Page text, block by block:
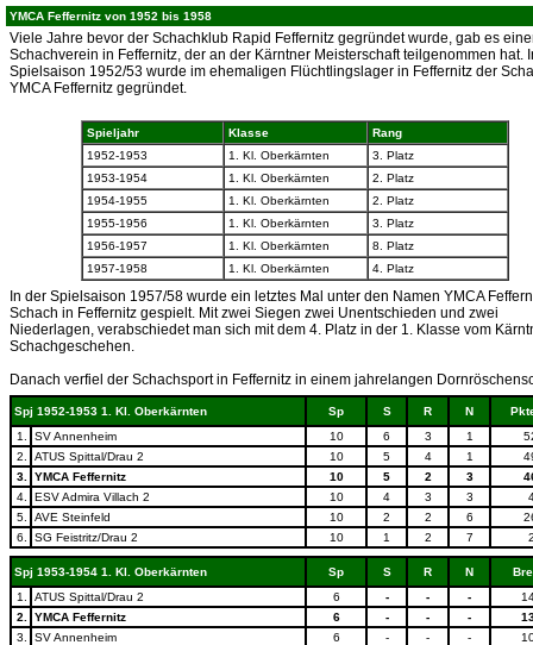
YMCA Feffernitz von 1952 bis 1958
Viele Jahre bevor der Schachklub Rapid Feffernitz gegründet wurde, gab es
Schachverein in Feffernitz, der an der Kärntner Meisterschaft teilgenommen hat.
Spielsaison 1952/53 wurde im ehemaligen Flüchtlingslager in Feffernitz der
YMCA Feffernitz gegründet.
Spieljahr Klasse
Rang
1952-1953
1. Kl. Oberkärnten
3. Platz
1953-1954
1. Kl. Oberkärnten
2. Platz
1954-1955
1. Kl. Oberkärnten
2. Platz
1955-1956
1. Kl. Oberkärnten
3. Platz
1956-1957
1. Kl. Oberkärnten
8. Platz
1957-1958
1. Kl. Oberkärnten 4. Platz
In der Spielsaison 1957/58 wurde ein letztes Mal unter den Namen YMCA
Schach in Feffernitz gespielt. Mit zwei Siegen zwei Unentschieden und zwei
Niederlagen, verabschiedet man sich mit dem 4. Platz in der 1. Klasse vom
Schachgeschehen.
Danach verfiel der Schachsport in Feffernitz in einem jahrelangen
Spj 1952-1953 1. Kl. Oberkärnten Sp S R N
1.
SV Annenheim 10 6 3 1
2.
ATUS Spittal/Drau 2 10 5 4 1
3.
YMCA Feffernitz 10 5 2 3
4.
ESV Admira Villach 2 10 4 3 3
5.
AVE Steinfeld 10 2 2 6
6.
SG Feistritz/Drau 2 10 1 2 7
Spj 1953-1954 1. Kl. Oberkärnten Sp S R N
1.
ATUS Spittal/Drau 2 6 - - -
2.
YMCA Feffernitz 6 - - -
3.
SV Annenheim 6 - - -